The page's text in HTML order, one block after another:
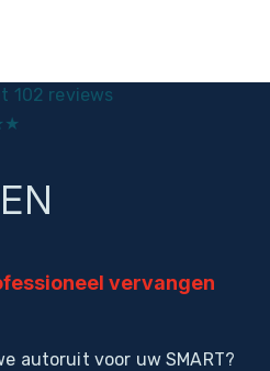
102 reviews
★
vervangen
autoruit voor uw SMART?